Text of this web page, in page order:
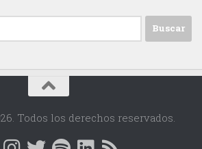
Todos los derechos reservados.